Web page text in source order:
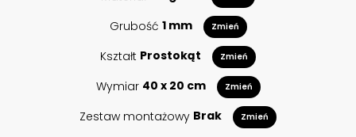
Grubość 1 mm Zmień
Kształt Prostokąt Zmień
Wymiar 40 x 20 cm Zmień
Zestaw montażowy Brak Zmień